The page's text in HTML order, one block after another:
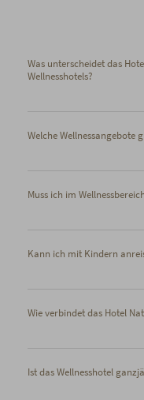
Was unterscheidet das
Wellnesshotels?
Welche Wellnessangebote
Muss ich im
Kann ich mit Kindern
Wie verbindet das Hotel
Ist das Wellnesshotel